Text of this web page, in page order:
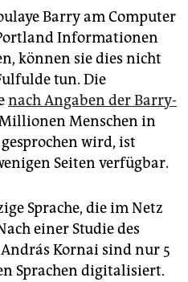
Barry am Computer
Informationen
können sie dies nicht
tun. Die
nach Angaben der Barry-
Menschen in
wird, ist
Seiten verfügbar.
Sprache, die im Netz
einer Studie des
Kornai sind nur 5
Sprachen digitalisiert.